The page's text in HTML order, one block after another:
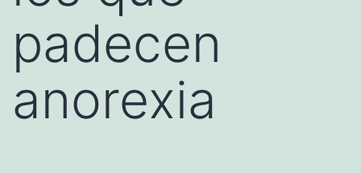
padecen
anorexia